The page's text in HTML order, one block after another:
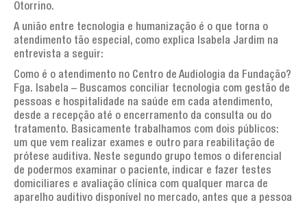
Otorrino.
A união entre tecnologia e humanização é o que torna o
atendimento tão especial, como explica Isabela Jardim na
entrevista a seguir:
Como é o atendimento no Centro de Audiologia da Fundação?
Fga. Isabela – Buscamos conciliar tecnologia com gestão de
pessoas e hospitalidade na saúde em cada atendimento,
desde a recepção até o encerramento da consulta ou do
tratamento. Basicamente trabalhamos com dois públicos:
um que vem realizar exames e outro para reabilitação de
prótese auditiva. Neste segundo grupo temos o diferencial
de podermos examinar o paciente, indicar e fazer testes
domiciliares e avaliação clínica com qualquer marca de
aparelho auditivo disponível no mercado, antes que a pessoa